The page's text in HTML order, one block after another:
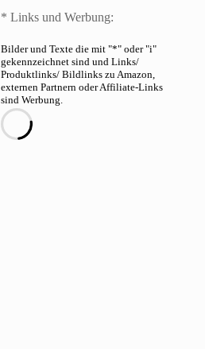
* Links und Werbung:
Bilder und Texte die mit "*" oder "i"
gekennzeichnet sind und Links/
Produktlinks/ Bildlinks zu Amazon,
externen Partnern oder Affiliate-Links
sind Werbung.